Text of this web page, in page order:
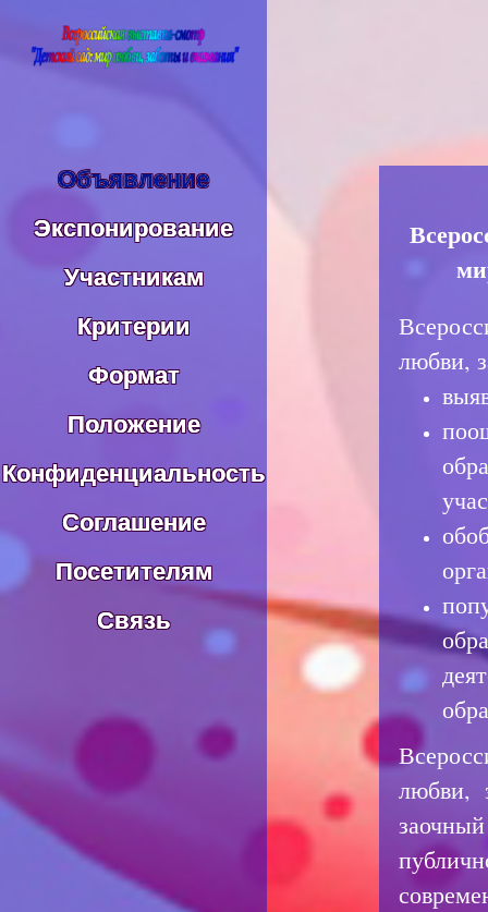
Объявление
Экспонирование
Участникам
Критерии
Формат
Положение
Конфиденциальность
Соглашение
Посетителям
Связь
любви,
любви,